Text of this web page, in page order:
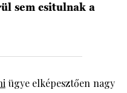
sem csitulnak a
ügye elképesztően nagy